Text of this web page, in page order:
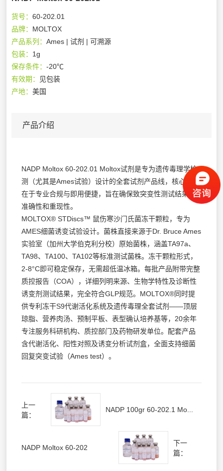
货号：60-202.01
品牌： MOLTOX
产品系列：Ames | 试剂 | 可溯源
包装： 1g
保存条件：-20℃
有效期： 见包装
产地：美国
产品介绍
NADP Moltox 60-202.01 Moltox试剂是专为遗传毒理学检
测（尤其是Ames试验）设计的全套试剂产品线，核心优势
在于专业合规与即用便捷，旨在确保致突变性测试结果的
准确性和重现性。
MOLTOX® STDiscs™ 鼠伤寒沙门氏菌冻干颗粒，专为
AMES细菌诱变试验设计。菌株直接来源于Dr. Bruce Ames
实验室（加州大学伯克利分校）原始菌株，涵盖TA97a、
TA98、TA100、TA102等标准测试菌株。冻干颗粒形式，
2-8°C即可稳定保存，无需超低温冰箱。每批产品附带完整
质控报告（COA），详细列明来源、生物学特性及诊断性
诱变剂测试结果，完全符合GLP规范。MOLTOX®同时提
供专利冻干S9代谢活化系统及遗传毒理全套试剂——顶层
琼脂、营养肉汤、预制平板、表型确认培养基等，20余年
专注服务科研机构、质控部门及药物研发单位。配套产品
含代谢活化、阳性对照及诱变分析试剂盒，全面支持细菌
回复突变试验（Ames test）。
上一
篇：
NADP 100gr 60-202.1 Mo...
NADP Moltox 60-202
下一
篇：